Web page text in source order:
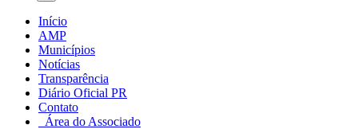
Início
AMP
Municípios
Notícias
Transparência
Diário Oficial PR
Contato
Área do Associado